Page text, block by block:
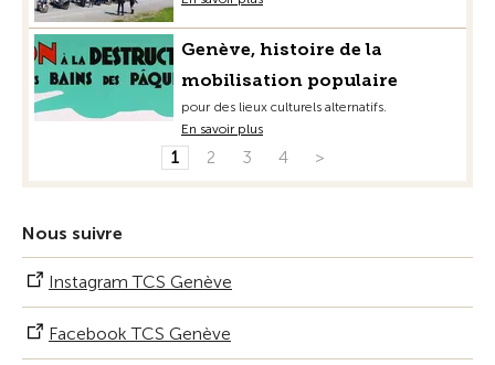
Genève, histoire de la
mobilisation populaire
pour des lieux culturels alternatifs.
En savoir plus
1 2 3 4 >
Nous suivre
Instagram TCS Genève
Facebook TCS Genève